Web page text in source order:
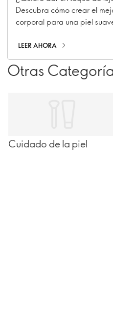
Descubra cómo crear el
corporal para una piel
Descubra cómo crear el
corporal para una piel
LEER AHORA
Otras
Cuidado de la piel